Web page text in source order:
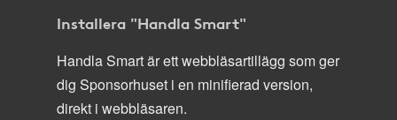
Installera "Handla Smart"
Handla Smart är ett webbläsartillägg som ger
dig Sponsorhuset i en minifierad version,
direkt i webbläsaren.